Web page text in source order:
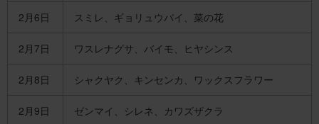
2月6日 スミレ、ギョリュウバイ、菜の花
2月7日 ワスレナグサ、バイモ、ヒヤシンス
2月8日 シャクヤク、キンセンカ、ワックスフラワー
2月9日 ゼンマイ、シレネ、カワズザクラ